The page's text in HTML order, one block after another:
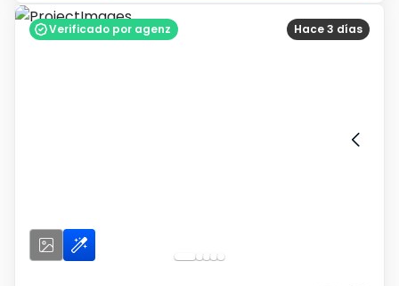
Hace 3 días
Verificado por agenz